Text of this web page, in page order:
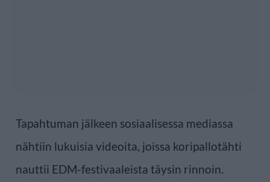
Tapahtuman jälkeen sosiaalisessa mediassa
nähtiin lukuisia videoita, joissa koripallotähti
nauttii EDM-festivaaleista täysin rinnoin.